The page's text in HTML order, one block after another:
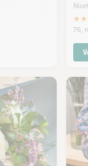
Niort
★★
76,